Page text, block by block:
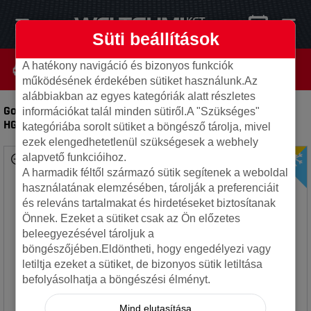
Goodyear 215/65R16 VECTOR 4S 5mm használt gumi
HG16720-Autó gumi
Süti beállítások
A hatékony navigáció és bizonyos funkciók
működésének érdekében sütiket használunk.Az
alábbiakban az egyes kategóriák alatt részletes
információkat talál minden sütiről.A "Szükséges"
kategóriába sorolt sütiket a böngésző tárolja, mivel
ezek elengedhetetlenül szükségesek a webhely
alapvető funkcióihoz.
A harmadik féltől származó sütik segítenek a weboldal
használatának elemzésében, tárolják a preferenciáit
és releváns tartalmakat és hirdetéseket biztosítanak
Önnek. Ezeket a sütiket csak az Ön előzetes
beleegyezésével tároljuk a
böngészőjében.Eldöntheti, hogy engedélyezi vagy
letiltja ezeket a sütiket, de bizonyos sütik letiltása
befolyásolhatja a böngészési élményt.
Mind elutasítása